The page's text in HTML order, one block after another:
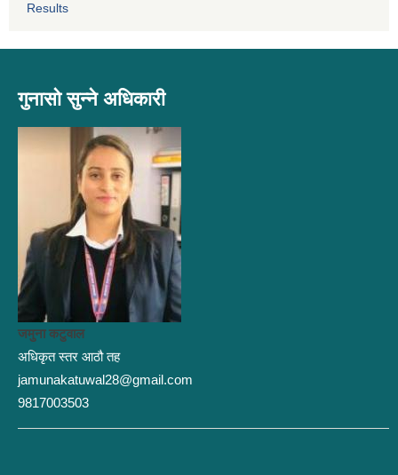
Results
गुनासो सुन्ने अधिकारी
जमुना कटुवाल
अधिकृत स्तर आठौ तह
jamunakatuwal28@gmail.com
9817003503